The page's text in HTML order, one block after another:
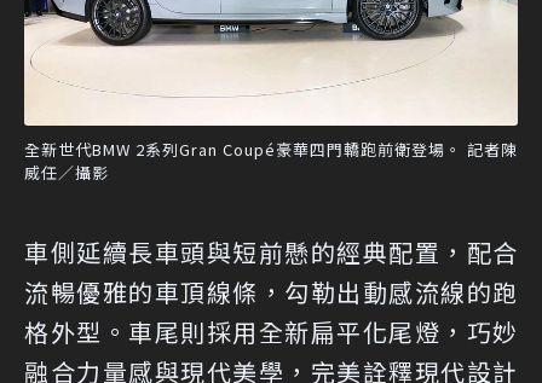
全新世代BMW 2系列Gran Coupé豪華四門轎跑前衛登場。 記者陳
威任／攝影
車側延續長車頭與短前懸的經典配置，配合
流暢優雅的車頂線條，勾勒出動感流線的跑
格外型。車尾則採用全新扁平化尾燈，巧妙
融合力量感與現代美學，完美詮釋現代設計